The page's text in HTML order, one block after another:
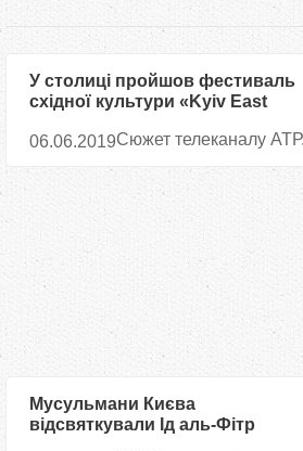
У столиці пройшов фестиваль
східної культури «Kyiv East
06.06.2019Сюжет телеканалу АТР.
Мусульмани Києва
відсвяткували Ід аль-Фітр